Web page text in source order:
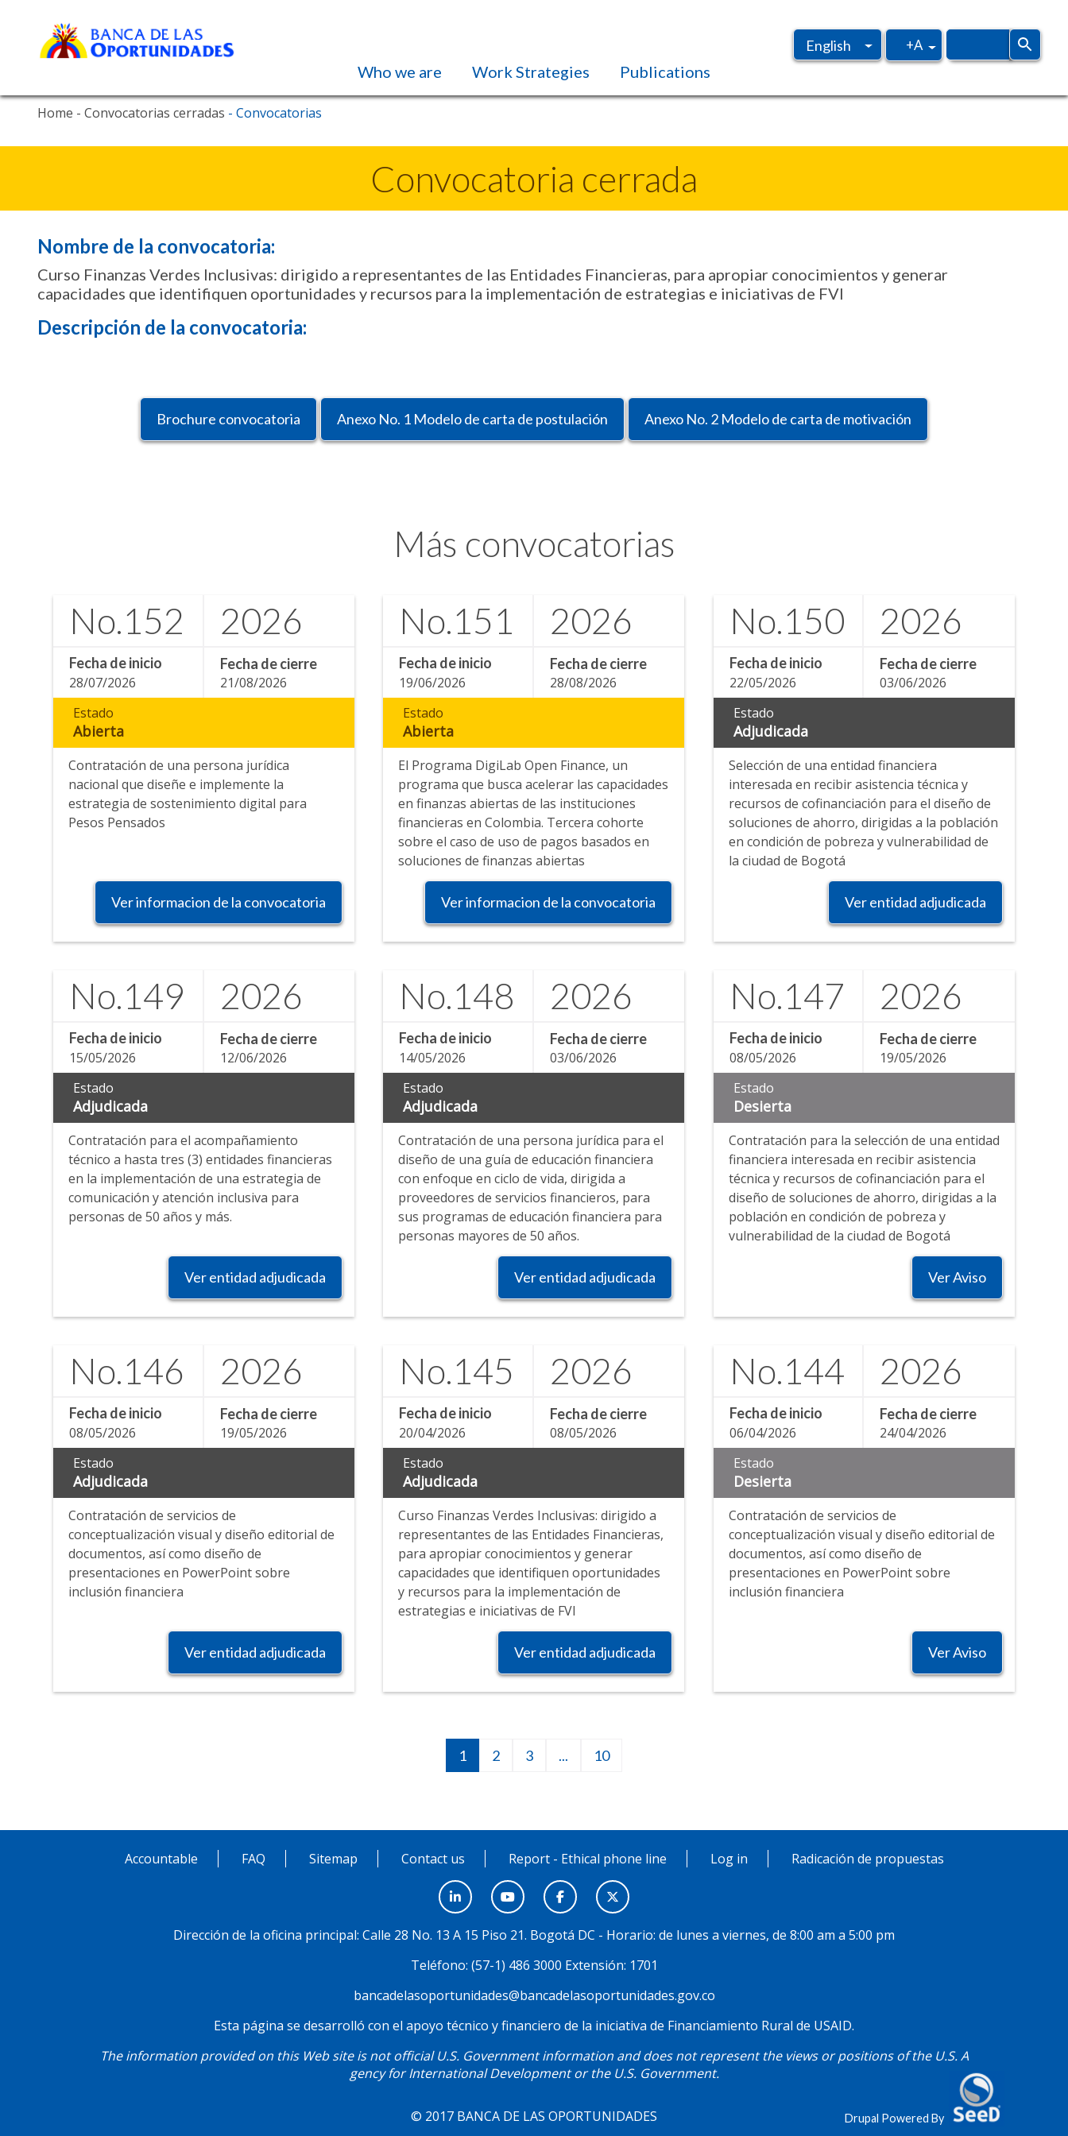
Skip
English
+A
Who we are Work Strategies Publications
Home - Convocatorias cerradas - Convocatorias
Convocatoria cerrada
Nombre de la convocatoria:
Curso Finanzas Verdes Inclusivas: dirigido a representantes de las Entidades Financieras, para apropiar conocimientos y generar
capacidades que identifiquen oportunidades y recursos para la implementación de estrategias e iniciativas de FVI
Descripción de la convocatoria:
Brochure convocatoria Anexo No. 1 Modelo de carta de postulación Anexo No. 2 Modelo de carta de motivación
Más convocatorias
No.152 2026
Fecha de inicio
28/07/2026
Fecha de cierre
21/08/2026
Estado
Abierta
Contratación de una persona jurídica
nacional que diseñe e implemente la
estrategia de sostenimiento digital para
Pesos Pensados
Ver informacion de la convocatoria
No.151 2026
Fecha de inicio
19/06/2026
Fecha de cierre
28/08/2026
Estado
Abierta
El Programa DigiLab Open Finance, un
programa que busca acelerar las capacidades
en finanzas abiertas de las instituciones
financieras en Colombia. Tercera cohorte
sobre el caso de uso de pagos basados en
soluciones de finanzas abiertas
Ver informacion de la convocatoria
No.150 2026
Fecha de inicio
22/05/2026
Fecha de cierre
03/06/2026
Estado
Adjudicada
Selección de una entidad financiera
interesada en recibir asistencia técnica y
recursos de cofinanciación para el diseño de
soluciones de ahorro, dirigidas a la población
en condición de pobreza y vulnerabilidad de
la ciudad de Bogotá
Ver entidad adjudicada
No.149 2026
Fecha de inicio
15/05/2026
Fecha de cierre
12/06/2026
Estado
Adjudicada
Contratación para el acompañamiento
técnico a hasta tres (3) entidades financieras
en la implementación de una estrategia de
comunicación y atención inclusiva para
personas de 50 años y más.
Ver entidad adjudicada
No.148 2026
Fecha de inicio
14/05/2026
Fecha de cierre
03/06/2026
Estado
Adjudicada
Contratación de una persona jurídica para el
diseño de una guía de educación financiera
con enfoque en ciclo de vida, dirigida a
proveedores de servicios financieros, para
sus programas de educación financiera para
personas mayores de 50 años.
Ver entidad adjudicada
No.147 2026
Fecha de inicio
08/05/2026
Fecha de cierre
19/05/2026
Estado
Desierta
Contratación para la selección de una entidad
financiera interesada en recibir asistencia
técnica y recursos de cofinanciación para el
diseño de soluciones de ahorro, dirigidas a la
población en condición de pobreza y
vulnerabilidad de la ciudad de Bogotá
Ver Aviso
No.146 2026
Fecha de inicio
08/05/2026
Fecha de cierre
19/05/2026
Estado
Adjudicada
Contratación de servicios de
conceptualización visual y diseño editorial de
documentos, así como diseño de
presentaciones en PowerPoint sobre
inclusión financiera
Ver entidad adjudicada
No.145 2026
Fecha de inicio
20/04/2026
Fecha de cierre
08/05/2026
Estado
Adjudicada
Curso Finanzas Verdes Inclusivas: dirigido a
representantes de las Entidades Financieras,
para apropiar conocimientos y generar
capacidades que identifiquen oportunidades
y recursos para la implementación de
estrategias e iniciativas de FVI
Ver entidad adjudicada
No.144 2026
Fecha de inicio
06/04/2026
Fecha de cierre
24/04/2026
Estado
Desierta
Contratación de servicios de
conceptualización visual y diseño editorial de
documentos, así como diseño de
presentaciones en PowerPoint sobre
inclusión financiera
Ver Aviso
Current
page
1 Página
2 Página
3
Next
... 10
10
Accountable FAQ Sitemap Contact us Report - Ethical phone line Log in Radicación de propuestas
MenúDirección de la oficina principal: Calle 28 No. 13 A 15 Piso 21. Bogotá DC - Horario: de lunes a viernes, de 8:00 am a 5:00 pm
Teléfono: (57-1) 486 3000 Extensión: 1701
bancadelasoportunidades@bancadelasoportunidades.gov.co
Esta página se desarrolló con el apoyo técnico y financiero de la iniciativa de Financiamiento Rural de USAID.
The information provided on this Web site is not official U.S. Government information and does not represent the views or positions of the U.S. A
gency for International Development or the U.S. Government.
© 2017 BANCA DE LAS OPORTUNIDADES Drupal Powered By